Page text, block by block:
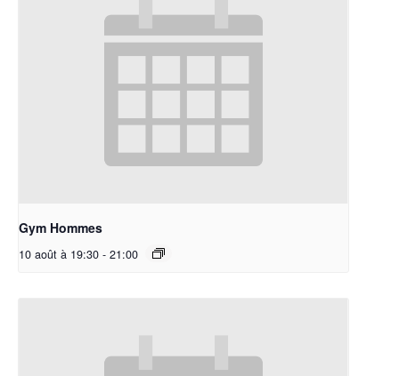
Gym Hommes
10 août à 19:30 - 21:00